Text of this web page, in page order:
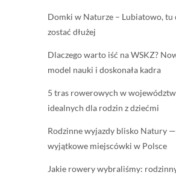
Domki w Naturze – Lubiatowo, tu
zostać dłużej
Dlaczego warto iść na WSKZ?
model nauki i doskonała kadra
5 tras rowerowych w
idealnych dla rodzin z dziećmi
Rodzinne wyjazdy blisko Natury
wyjątkowe miejscówki w Polsce
Jakie rowery wybraliśmy: